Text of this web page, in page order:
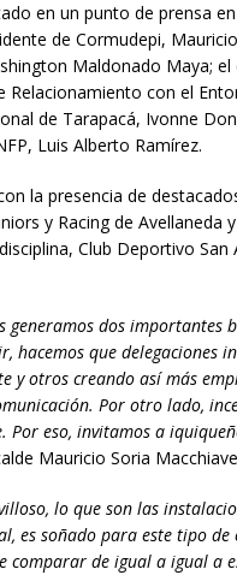
en un punto de prensa
de Cormudepi,
Maldonado Maya;
Relacionamiento con el
de Tarapacá, Ivonne
Luis Alberto Ramírez.
la presencia de
y Racing de
Club Deportivo
generamos dos
hacemos que delegaciones
y otros creando así más
Por otro lado,
Por eso, invitamos a
Mauricio Soria
lo que son las
es soñado para este tipo
comparar de igual a igual a